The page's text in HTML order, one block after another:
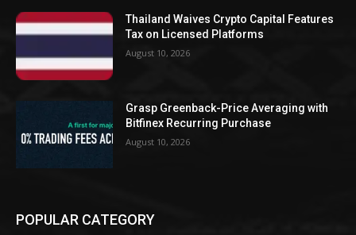
Thailand Waives Crypto Capital Features
Tax on Licensed Platforms
August 10, 2026
Grasp Greenback-Price Averaging with
Bitfinex Recurring Purchase
August 10, 2026
POPULAR CATEGORY